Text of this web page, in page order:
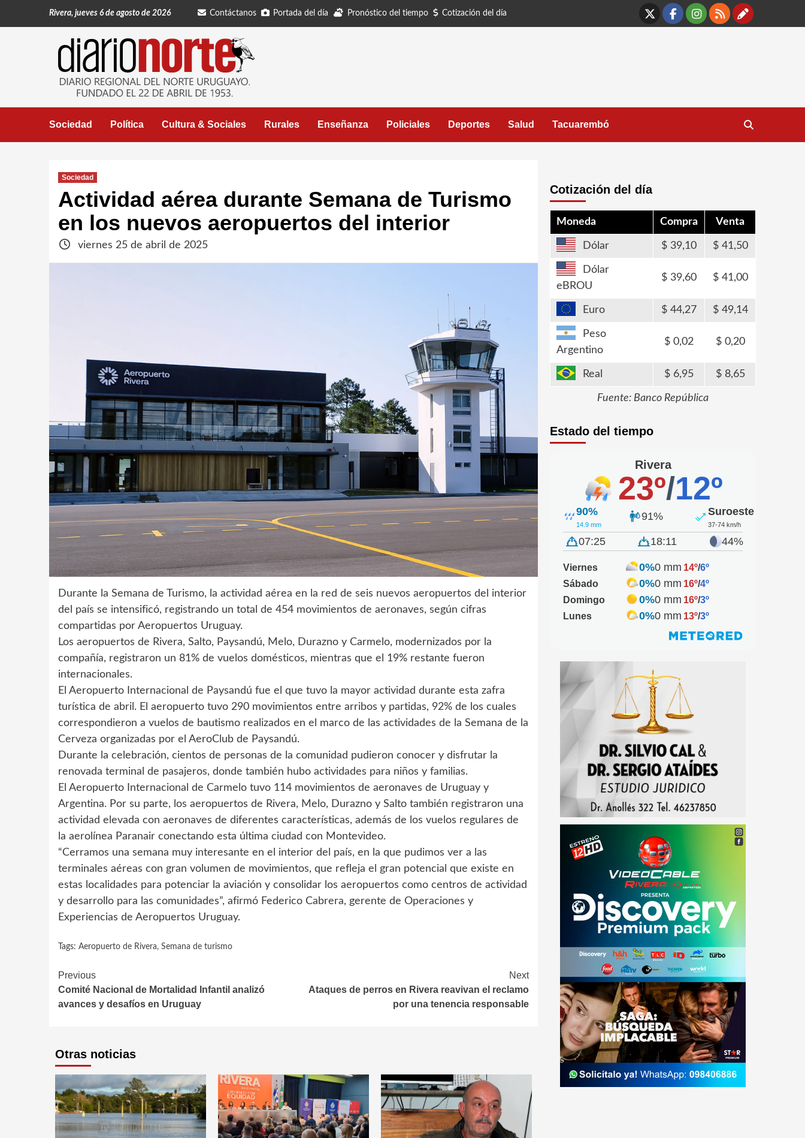
Rivera, jueves 6 de agosto de 2026 Contáctanos Portada del día Pronóstico del tiempo Cotización del día
X Facebook
Instagram
RSS
Sociedad Política Cultura & Sociales Rurales Enseñanza Policiales Deportes Salud Tacuarembó
Sociedad
Actividad aérea durante Semana de Turismo
en los nuevos aeropuertos del interior
viernes 25 de abril de 2025
Durante la Semana de Turismo, la actividad aérea en la red de seis nuevos aeropuertos del interior
del país se intensificó, registrando un total de 454 movimientos de aeronaves, según cifras
compartidas por Aeropuertos Uruguay.
Los aeropuertos de Rivera, Salto, Paysandú, Melo, Durazno y Carmelo, modernizados por la
compañía, registraron un 81% de vuelos domésticos, mientras que el 19% restante fueron
internacionales.
El Aeropuerto Internacional de Paysandú fue el que tuvo la mayor actividad durante esta zafra
turística de abril. El aeropuerto tuvo 290 movimientos entre arribos y partidas, 92% de los cuales
correspondieron a vuelos de bautismo realizados en el marco de las actividades de la Semana de la
Cerveza organizadas por el AeroClub de Paysandú.
Durante la celebración, cientos de personas de la comunidad pudieron conocer y disfrutar la
renovada terminal de pasajeros, donde también hubo actividades para niños y familias.
El Aeropuerto Internacional de Carmelo tuvo 114 movimientos de aeronaves de Uruguay y
Argentina. Por su parte, los aeropuertos de Rivera, Melo, Durazno y Salto también registraron una
actividad elevada con aeronaves de diferentes características, además de los vuelos regulares de
la aerolínea Paranair conectando esta última ciudad con Montevideo.
“Cerramos una semana muy interesante en el interior del país, en la que pudimos ver a las
terminales aéreas con gran volumen de movimientos, que refleja el gran potencial que existe en
estas localidades para potenciar la aviación y consolidar los aeropuertos como centros de actividad
y desarrollo para las comunidades”, afirmó Federico Cabrera, gerente de Operaciones y
Experiencias de Aeropuertos Uruguay.
Tags: Aeropuerto de Rivera, Semana de turismo
Continue
Reading
Previous
Comité Nacional de Mortalidad Infantil analizó
avances y desafíos en Uruguay
Next
Ataques de perros en Rivera reavivan el reclamo
por una tenencia responsable
Otras noticias
Cotización del día
Moneda Compra Venta
Dólar 39,10 41,50
Dólar
eBROU
39,60 41,00
Euro 44,27 49,14
Peso
Argentino
0,02 0,20
Real 6,95 8,65
Fuente: Banco República
Estado del tiempo
Rivera
23º/12º
90%
14.9 mm
91% Suroeste
37-74 km/h
07:25 18:11 44%
Viernes 0%0 mm 14º/6º
Sábado
0%0 mm 16º/4º
Domingo
0%0 mm 16º/3º
Lunes
0%0 mm 13º/3º